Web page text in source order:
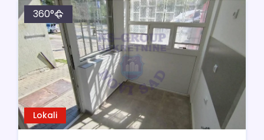
Lokali
360°